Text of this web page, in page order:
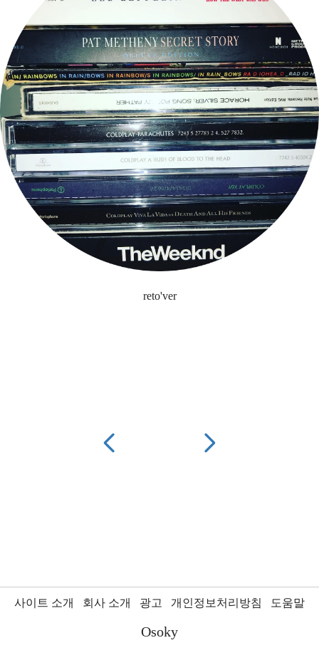
reto'ver
사이트 소개 회사 소개 광고 개인정보처리방침 도움말
Osoky